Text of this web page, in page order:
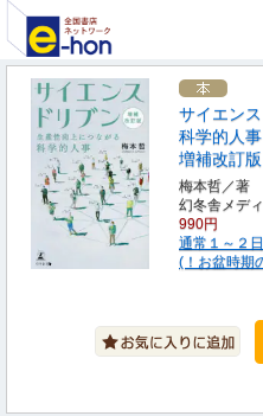
サイエン
科学的人事
増補改訂版
梅本哲／著
幻冬舎メデ
990円
通常１～２
(！お盆時期